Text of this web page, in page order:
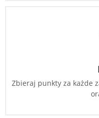
Zbieraj punkty za każde